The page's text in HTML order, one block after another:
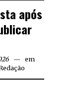
após
em